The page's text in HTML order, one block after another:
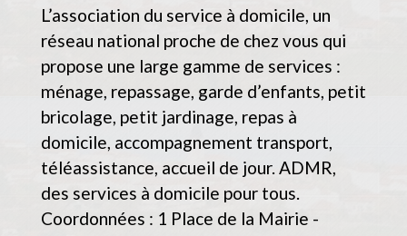
L’association du service à domicile, un
réseau national proche de chez vous qui
propose une large gamme de services :
ménage, repassage, garde d’enfants, petit
bricolage, petit jardinage, repas à
domicile, accompagnement transport,
téléassistance, accueil de jour. ADMR,
des services à domicile pour tous.
Coordonnées : 1 Place de la Mairie -